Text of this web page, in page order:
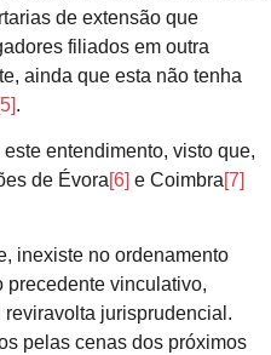
de extensão que
filiados em outra
ainda que esta não tenha
.
entendimento, visto que,
de Évora[6] e Coimbra[7]
inexiste no ordenamento
precedente vinculativo,
jurisprudencial.
pelas cenas dos próximos